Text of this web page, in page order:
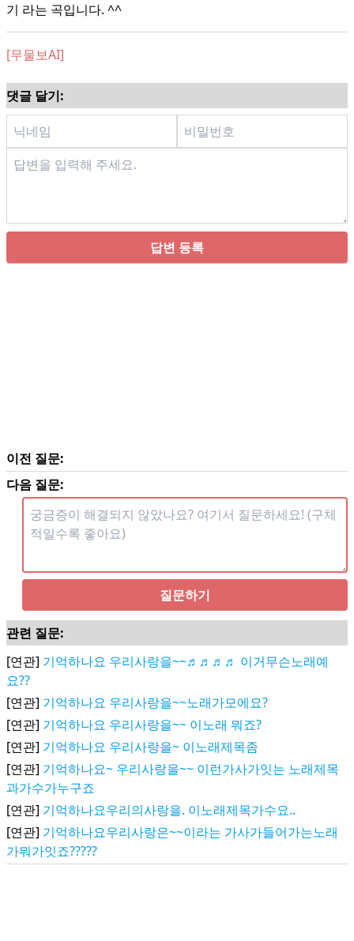
기 라는 곡입니다. ^^
[무물보AI]
댓글 달기:
답변 등록
이전 질문:
다음 질문:
질문하기
관련 질문:
[연관] 기억하나요 우리사랑을~~♬♬♬♬ 이거무슨노래예
요??
[연관] 기억하나요 우리사랑을~~노래가모에요?
[연관] 기억하나요 우리사랑을~~ 이노래 뭐죠?
[연관] 기억하나요 우리사랑을~ 이노래제목좀
[연관] 기억하나요~ 우리사랑을~~ 이런가사가잇는 노래제목
과가수가누구죠
[연관] 기억하나요우리의사랑을. 이노래제목가수요..
[연관] 기억하나요우리사랑은~~이라는 가사가들어가는노래
가뭐가잇죠?????